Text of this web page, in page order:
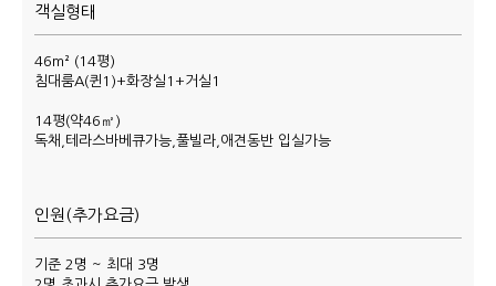
객실형태
46m² (14평)
침대룸A(퀸1)+화장실1+거실1
14평(약46㎡)
독채,테라스바베큐가능,풀빌라,애견동반 입실가능
인원(추가요금)
기준 2명 ~ 최대 3명